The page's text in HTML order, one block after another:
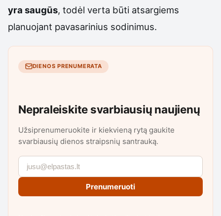
yra saugūs, todėl verta būti atsargiems
planuojant pavasarinius sodinimus.
DIENOS PRENUMERATA
Nepraleiskite svarbiausių naujienų
Užsiprenumeruokite ir kiekvieną rytą gaukite
svarbiausių dienos straipsnių santrauką.
Prenumeruoti